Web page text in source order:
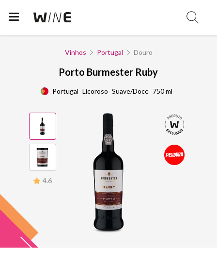
Vinhos Portugal Douro
Porto Burmester Ruby
Portugal Licoroso Suave/Doce 750 ml
4.6